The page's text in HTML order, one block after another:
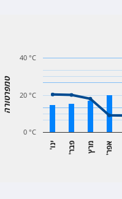
'
י
נ
ו
'
פ
ב
ר מרץ
'
א
פ
ר
0 °C
20 °C
40 °C
טמפרטורה